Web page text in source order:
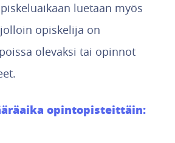
luetaan myös
opiskelija on
olevaksi tai opinnot
opintopisteittäin: